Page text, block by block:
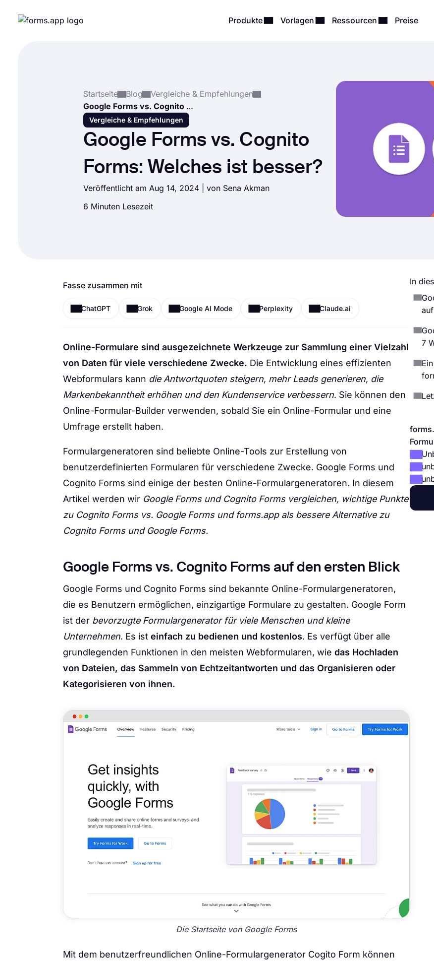
Produkte Vorlagen Ressourcen Preise
Startseite Blog
Vergleiche & Empfehlungen
Google Forms vs. Cognito Forms: Welches ist besser?
Vergleiche & Empfehlungen
Google Forms vs. Cognito
Forms: Welches ist besser?
Veröffentlicht am Aug 14, 2024 | von Sena Akman
6 Minuten Lesezeit
Fasse zusammen mit
ChatGPT Grok Google AI Mode Perplexity Claude.ai
Online-Formulare sind ausgezeichnete Werkzeuge zur Sammlung einer Vielzahl
von Daten für viele verschiedene Zwecke. Die Entwicklung eines effizienten
Webformulars kann die Antwortquoten steigern, mehr Leads generieren, die
Markenbekanntheit erhöhen und den Kundenservice verbessern. Sie können den
Online-Formular-Builder verwenden, sobald Sie ein Online-Formular und eine
Umfrage erstellt haben.
Formulargeneratoren sind beliebte Online-Tools zur Erstellung von
benutzerdefinierten Formularen für verschiedene Zwecke. Google Forms und
Cognito Forms sind einige der besten Online-Formulargeneratoren. In diesem
Artikel werden wir Google Forms und Cognito Forms vergleichen, wichtige Punkte
zu Cognito Forms vs. Google Forms und forms.app als bessere Alternative zu
Cognito Forms und Google Forms.
Google Forms vs. Cognito Forms auf den ersten Blick
Google Forms und Cognito Forms sind bekannte Online-Formulargeneratoren,
die es Benutzern ermöglichen, einzigartige Formulare zu gestalten. Google Form
ist der bevorzugte Formulargenerator für viele Menschen und kleine
Unternehmen. Es ist einfach zu bedienen und kostenlos. Es verfügt über alle
grundlegenden Funktionen in den meisten Webformularen, wie das Hochladen
von Dateien, das Sammeln von Echtzeitantworten und das Organisieren oder
Kategorisieren von ihnen.
Die Startseite von Google Forms
Mit dem benutzerfreundlichen Online-Formulargenerator Cogito Form können
In
7